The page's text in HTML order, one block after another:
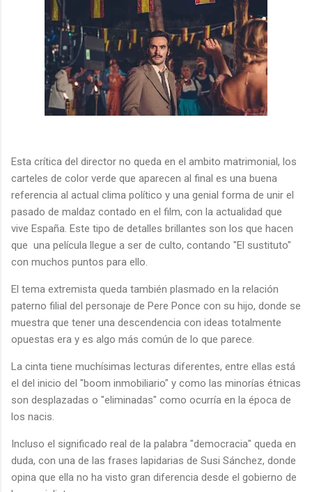
Esta crítica del director no queda en el ambito matrimonial, los
carteles de color verde que aparecen al final es una buena
referencia al actual clima político y una genial forma de unir el
pasado de maldaz contado en el film, con la actualidad que
vive España. Este tipo de detalles brillantes son los que hacen
que una película llegue a ser de culto, contando "El sustituto"
con muchos puntos para ello.
El tema extremista queda también plasmado en la relación
paterno filial del personaje de Pere Ponce con su hijo, donde se
muestra que tener una descendencia con ideas totalmente
opuestas era y es algo más común de lo que parece.
La cinta tiene muchísimas lecturas diferentes, entre ellas está
el del inicio del "boom inmobiliario" y como las minorías étnicas
son desplazadas o "eliminadas" como ocurría en la época de
los nacis.
Incluso el significado real de la palabra "democracia" queda en
duda, con una de las frases lapidarias de Susi Sánchez, donde
opina que ella no ha visto gran diferencia desde el gobierno de